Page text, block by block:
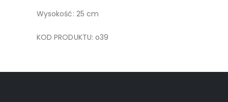
Wysokość: 25 cm
KOD PRODUKTU: o39